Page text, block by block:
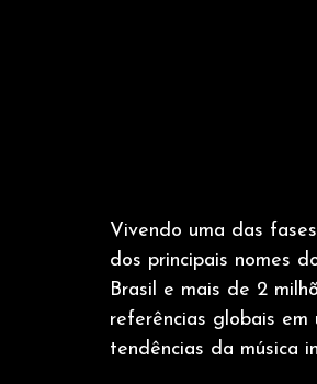
Vivendo uma das
dos principais nomes
Brasil e mais de 2
referências globais
tendências da música